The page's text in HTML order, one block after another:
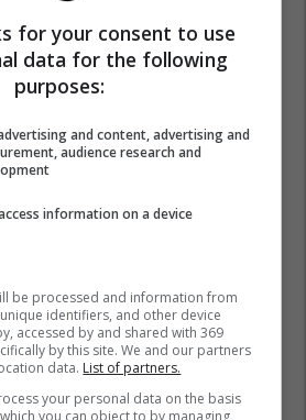
for your consent to use
data for the following
purposes:
and content, advertising and
audience research and
information on a device
be processed and information from
identifiers, and other device
accessed by and shared with 369
by this site. We and our partners
data. List of partners.
your personal data on the basis
you can object to by managing